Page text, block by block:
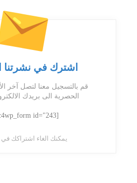
اشترك في نشرتنا
قم بالتسجيل معنا لتصل آخر
الحصرية الى بريدك
[mc4wp_form id="243"]
يمكنك الغاء اشتراكك